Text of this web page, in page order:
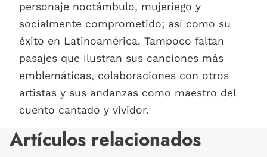
personaje noctámbulo, mujeriego y
socialmente comprometido; así como su
éxito en Latinoamérica. Tampoco faltan
pasajes que ilustran sus canciones más
emblemáticas, colaboraciones con otros
artistas y sus andanzas como maestro del
cuento cantado y vividor.
Artículos relacionados